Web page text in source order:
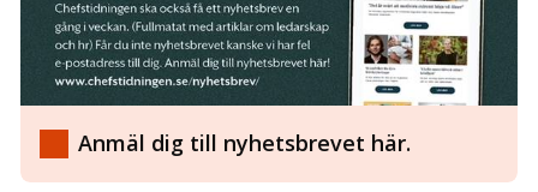
Anmäl dig till nyhetsbrevet här.